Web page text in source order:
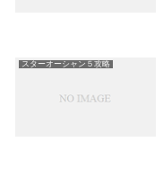
スターオーシャン５攻略